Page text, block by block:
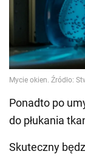
Ponadto po
do płukania
Skuteczny